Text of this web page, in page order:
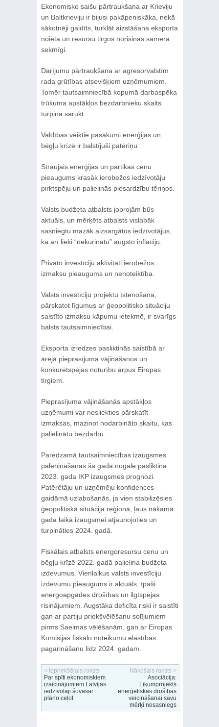
Ekonomisko saišu pārtraukšana ar Krieviju
un Baltkrieviju ir bijusi pakāpeniskāka, nekā
sākotnēji gaidīts, turklāt aizstāšana eksporta
noieta un resursu tirgos norisinās samērā
sekmīgi.
Darījumu pārtraukšana ar agresorvalstīm
rada grūtības atsevišķiem uzņēmumiem.
Tomēr tautsaimniecībā kopumā darbaspēka
trūkuma apstākļos bezdarbnieku skaits
turpina sarukt.
Valdības veiktie pasākumi enerģijas un
bēgļu krīzē ir balstījuši patēriņu.
Straujais enerģijas un pārtikas cenu
pieaugums krasāk ierobežos iedzīvotāju
pirktspēju un palielinās piesardzību tēriņos.
Valsts budžeta atbalsts joprojām būs
aktuāls, un mērķēts atbalsts vislabāk
sasniegtu mazāk aizsargātos iedzīvotājus,
kā arī lieki “nekurinātu” augsto inflāciju.
Privāto investīciju aktivitāti ierobežos
izmaksu pieaugums un nenoteiktība.
Valsts investīciju projektu īstenošana,
pārskatot līgumus ar ģeopolitisko situāciju
saistīto izmaksu kāpumu ietekmē, ir svarīgs
balsts tautsaimniecībai.
Eksporta izredzes pasliktinās saistībā ar
ārējā pieprasījuma vājināšanos un
konkurētspējas noturību ārpus Eiropas
tirgiem.
Pieprasījuma vājināšanās apstākļos
uzņēmumi var nosliekties pārskatīt
izmaksas, mazinot nodarbināto skaitu, kas
palielinātu bezdarbu.
Paredzamā tautsaimniecības izaugsmes
palēnināšanās šā gada nogalē pasliktina
2023. gada IKP izaugsmes prognozi.
Patērētāju un uzņēmēju konfidences
gaidāmā uzlabošanās, ja vien stabilizēsies
ģeopolitiskā situācija reģionā, ļaus nākamā
gada laikā izaugsmei atjaunojoties un
turpināties 2024. gadā.
Fiskālais atbalsts energoresursu cenu un
bēgļu krīzē 2022. gadā palielina budžeta
izdevumus. Vienlaikus valsts investīciju
izdevumu pieaugums ir aktuāls, īpaši
energoapgādes drošības un ilgtspējas
risinājumiem. Augstāka deficīta riski ir saistīti
gan ar partiju priekšvēlēšanu solījumiem
pirms Saeimas vēlēšanām, gan ar Eiropas
Komisijas fiskālo noteikumu elastības
pagarināšanu līdz 2024. gadam.
< Iepriekšējais raksts
Par spīti ekonomiskiem
izaicinājumiem Latvijas
iedzīvotāji šovasar
plāno ceļot
Nākošais raksts >
Asociācija:
Likumprojekts
enerģētiskās drošības
veicināšanai savu
mērķi nesasniegs